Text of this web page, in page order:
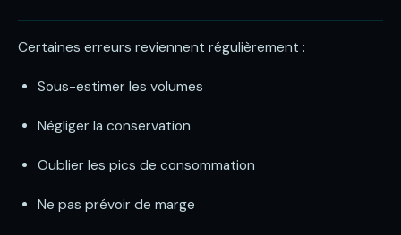
Certaines erreurs reviennent régulièrement :
Sous-estimer les volumes
Négliger la conservation
Oublier les pics de consommation
Ne pas prévoir de marge